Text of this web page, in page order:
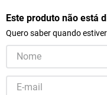
Este produto não está
Quero saber quando
6º
shampoo
7º
dipirona
lola
9º
tadalafila